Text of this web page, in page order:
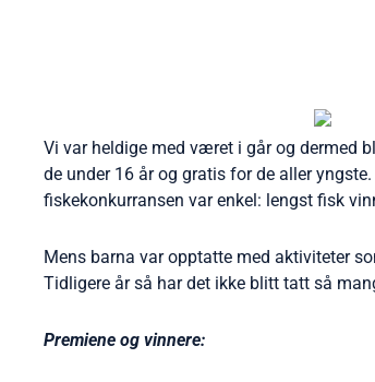
Vi var heldige med været i går og dermed
de under 16 år og gratis for de aller
fiskekonkurransen var enkel: lengst fisk
Mens barna var opptatte med aktiviteter
Tidligere år så har det ikke blitt tatt så
Premiene og vinnere: